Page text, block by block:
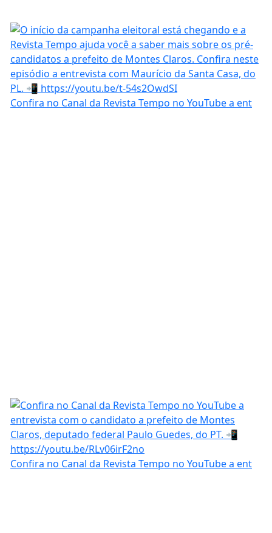
Confira no Canal da Revista Tempo no YouTube a ent
Confira no Canal da Revista Tempo no YouTube a ent